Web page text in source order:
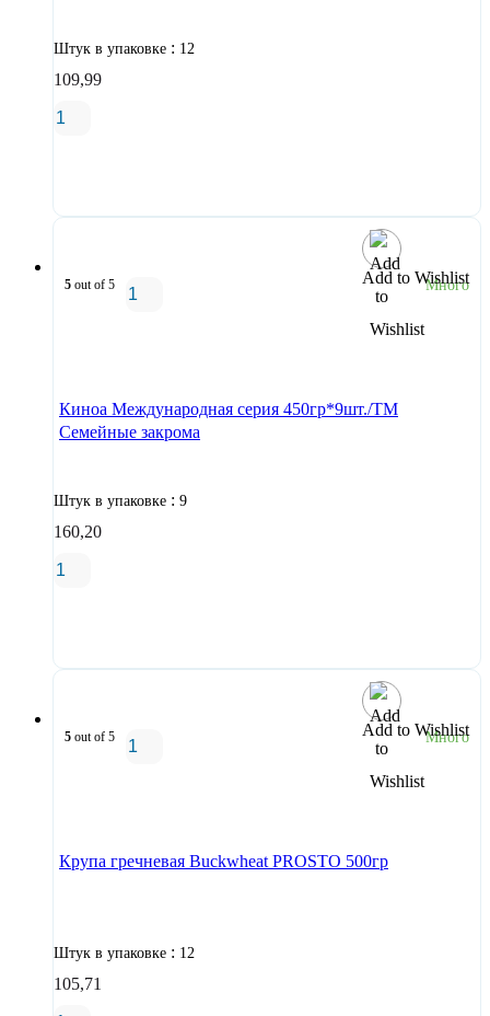
Штук в упаковке : 12
109,99
Add to Wishlist
5 out of 5 Много
Киноа Международная серия 450гр*9шт./ТМ
Семейные закрома
Штук в упаковке : 9
160,20
Add to Wishlist
5 out of 5 Много
Крупа гречневая Buckwheat PROSTO 500гр
Штук в упаковке : 12
105,71